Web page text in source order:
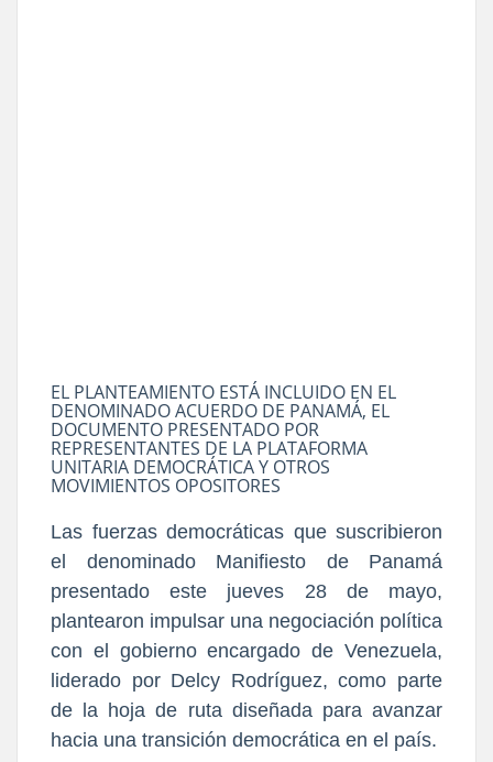
EL PLANTEAMIENTO ESTÁ INCLUIDO EN EL
DENOMINADO ACUERDO DE PANAMÁ, EL
DOCUMENTO PRESENTADO POR
REPRESENTANTES DE LA PLATAFORMA
UNITARIA DEMOCRÁTICA Y OTROS
MOVIMIENTOS OPOSITORES
Las fuerzas democráticas que suscribieron
el denominado Manifiesto de Panamá
presentado este jueves 28 de mayo,
plantearon impulsar una negociación política
con el gobierno encargado de Venezuela,
liderado por Delcy Rodríguez, como parte
de la hoja de ruta diseñada para avanzar
hacia una transición democrática en el país.